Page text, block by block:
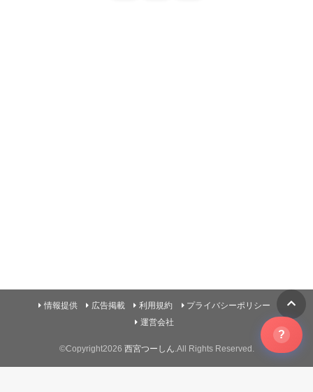
情報提供 広告掲載 利用規約
プライバシーポリシー
運営会社
©Copyright2026 西宮つーしん .All Rights Reserved.
?